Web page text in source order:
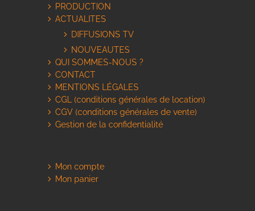
PRODUCTION
ACTUALITES
DIFFUSIONS TV
NOUVEAUTES
QUI SOMMES-NOUS ?
CONTACT
MENTIONS LÉGALES
CGL (conditions générales de location)
CGV (conditions générales de vente)
Gestion de la confidentialité
Mon compte
Mon panier